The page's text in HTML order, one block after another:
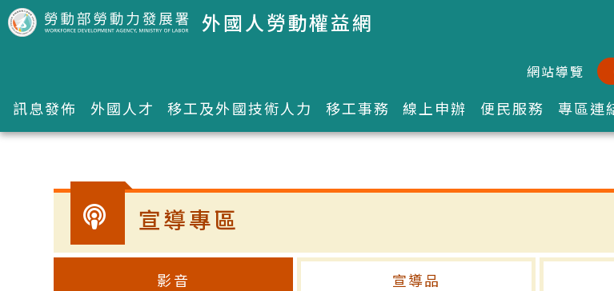
跳到主要內容區塊 外國人勞動權益網
:::網站導覽
訊息發佈 外國人才 移工及外國技術人力 移工事務 線上申辦 便民服務 專區連
宣導專區
影音 宣導品